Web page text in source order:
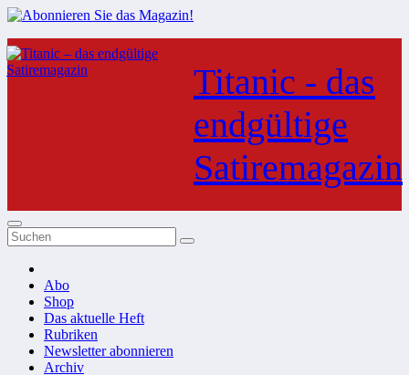
Zum
Inhalt
springen
Titanic - das
endgültige
Satiremagazin
Abo
Shop
Das aktuelle Heft
Rubriken
Newsletter abonnieren
Archiv